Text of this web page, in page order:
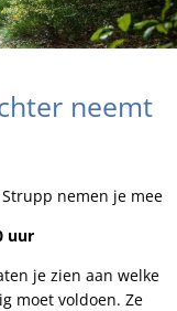
neemt
nemen je mee
uur
je zien aan welke
moet voldoen. Ze